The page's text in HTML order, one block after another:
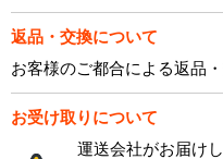
返品・交換について
お客様のご都合による返品
お受け取りについて
運送会社がお届け